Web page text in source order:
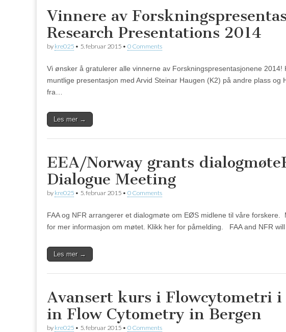
Vinnere av
Research Presentations 2014
by kre025 • 5. februar 2015 • 0 Comments
Vi ønsker å gratulerer alle vinnerne av Forskningspresentasjonene
muntlige presentasjon med Arvid Steinar Haugen (K2) på andre plass
fra…
Les mer →
EEA/Norway grants dialogmøte
Dialogue Meeting
by kre025 • 5. februar 2015 • 0 Comments
FAA og NFR arrangerer et dialogmøte om EØS midlene til våre
for mer informasjon om møtet. Klikk her for påmelding. FAA and NFR
Les mer →
Avansert kurs i Flowcytometri i
in Flow Cytometry in Bergen
by kre025 • 5. februar 2015 • 0 Comments